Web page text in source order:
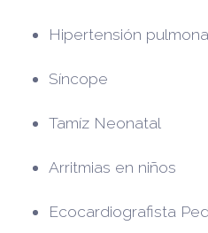
Hipertensión
Síncope
Tamíz Neonatal
Arritmias en niños
Ecocardiografista